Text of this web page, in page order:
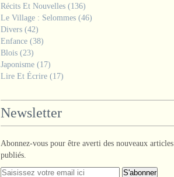
Récits Et Nouvelles (136)
Le Village : Selommes (46)
Divers (42)
Enfance (38)
Blois (23)
Japonisme (17)
Lire Et Écrire (17)
Newsletter
Abonnez-vous pour être averti des nouveaux articles
publiés.